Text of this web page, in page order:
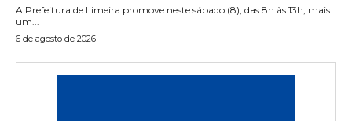
A Prefeitura de Limeira promove neste sábado (8), das 8h às 13h, mais
um...
6 de agosto de 2026